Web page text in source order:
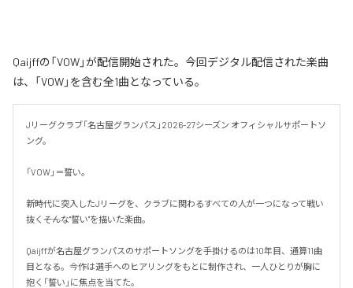
Qaijffの「VOW」が配信開始された。今回デジタル配信された楽曲
は、「VOW」を含む全1曲となっている。
Jリーグクラブ「名古屋グランパス」2026-27シーズン オフィシャルサポートソ
ング。
「VOW」＝誓い。
新時代に突入したJリーグを、クラブに関わるすべての人が一つになって戦い
抜く――そんな"誓い"を描いた楽曲。
Qaijffが名古屋グランパスのサポートソングを手掛けるのは10年目、通算11曲
目となる。今作は選手へのヒアリングをもとに制作され、一人ひとりが胸に
抱く「誓い」に焦点を当てた。